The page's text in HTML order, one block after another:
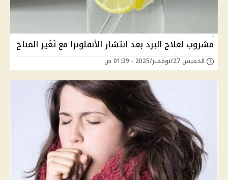
مشروب لعلاج البرد بعد انتشار الأنفلونزا مع تَغَير المناخ
الخميس 27/نوفمبر/2025 - 01:39 ص